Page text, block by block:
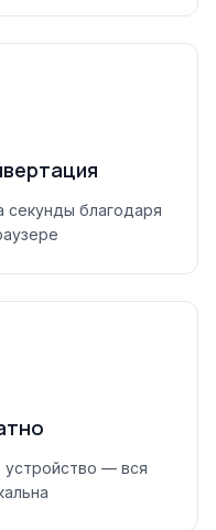
секунды благодаря
— вся